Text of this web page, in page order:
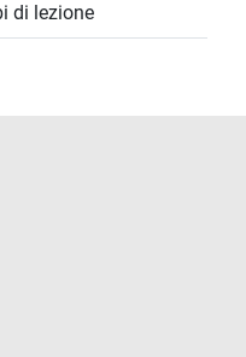
di lezione